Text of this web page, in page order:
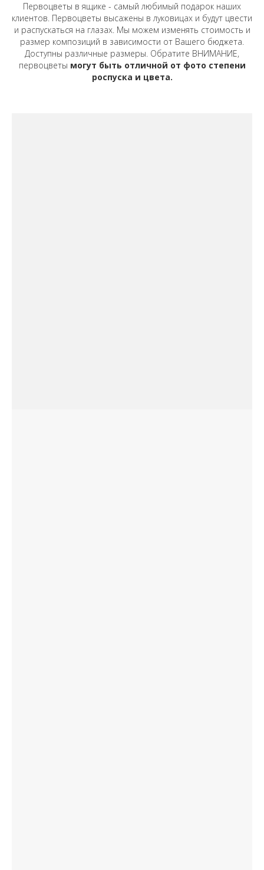
Первоцветы в ящике - самый любимый подарок наших
клиентов. Первоцветы высажены в луковицах и будут цвести
и распускаться на глазах. Мы можем изменять стоимость и
размер композиций в зависимости от Вашего бюджета.
Доступны различные размеры. Обратите ВНИМАНИЕ,
первоцветы могут быть отличной от фото степени
роспуска и цвета.